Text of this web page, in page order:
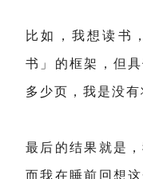
比如，我想读书
书 」 的框架，但
多少页，我是没有
最后的结果就是
而我在睡前回想